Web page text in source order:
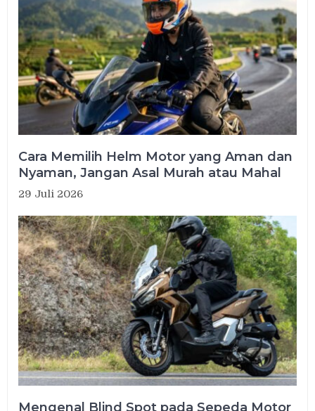
Cara Memilih Helm Motor yang Aman dan
Nyaman, Jangan Asal Murah atau Mahal
29 Juli 2026
Mengenal Blind Spot pada Sepeda Motor